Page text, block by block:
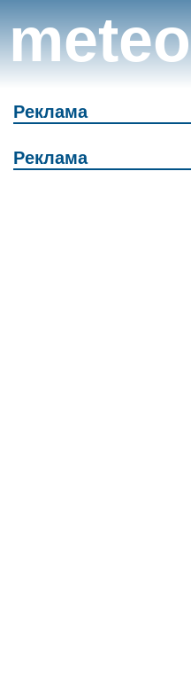
Реклама
Реклама